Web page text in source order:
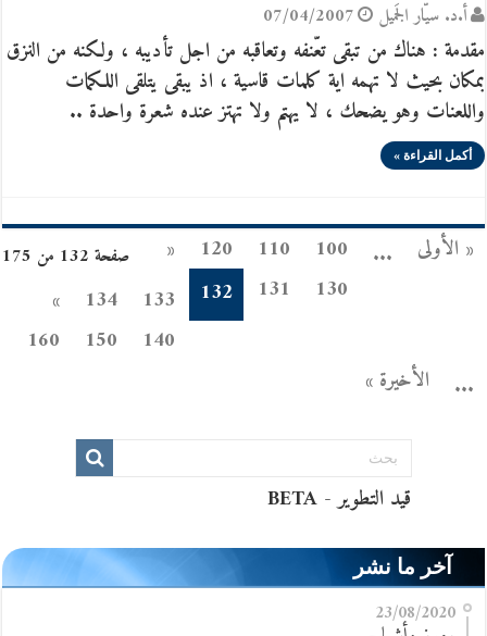
أ.د. سيّار الجَميل 07/04/2007
مقدمة : هناك من تبقى تعّنفه وتعاقبه من اجل تأديبه ، ولكنه من النزق
بمكان بحيث لا تهمه اية كلمات قاسية ، اذ يبقى يتلقى اللكمات
واللعنات وهو يضحك ، لا يهتم ولا تهتز عنده شعرة واحدة ..
أكمل القراءة »
صفحة 132 من 175 « الأولى ...
100
110
120
«
130
131
132
133
134
»
140
150
160
...
الأخيرة »
آخر ما نشر
23/08/2020